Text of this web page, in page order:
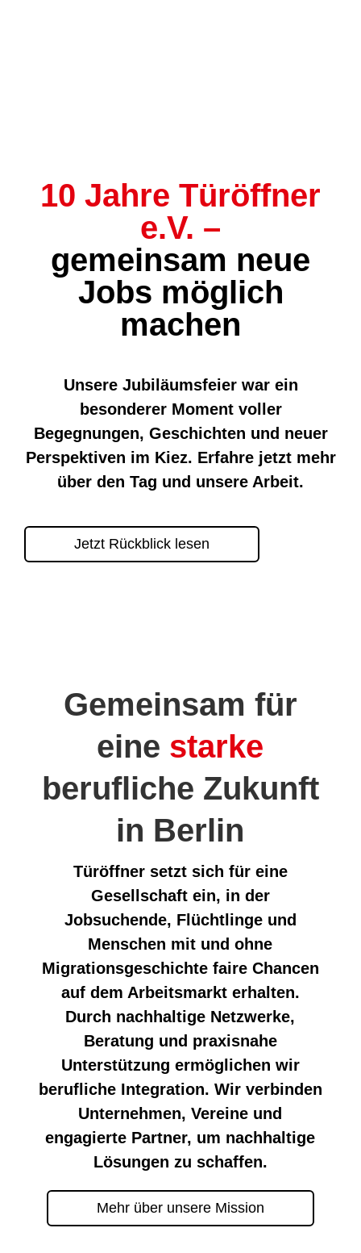
10 Jahre Türöffner
e.V. –
gemeinsam neue
Jobs möglich
machen
Unsere Jubiläumsfeier war ein
besonderer Moment voller
Begegnungen, Geschichten und neuer
Perspektiven im Kiez. Erfahre jetzt mehr
über den Tag und unsere Arbeit.
Jetzt Rückblick lesen
Gemeinsam für
eine starke
berufliche Zukunft
in Berlin
Türöffner setzt sich für eine
Gesellschaft ein, in der
Jobsuchende, Flüchtlinge und
Menschen mit und ohne
Migrationsgeschichte faire Chancen
auf dem Arbeitsmarkt erhalten.
Durch nachhaltige Netzwerke,
Beratung und praxisnahe
Unterstützung ermöglichen wir
berufliche Integration. Wir verbinden
Unternehmen, Vereine und
engagierte Partner, um nachhaltige
Lösungen zu schaffen.
Mehr über unsere Mission